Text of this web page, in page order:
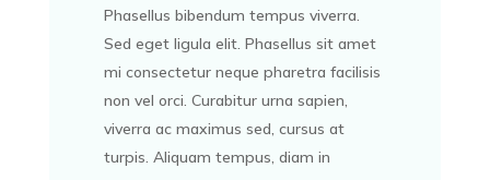
Phasellus bibendum tempus viverra.
Sed eget ligula elit. Phasellus sit amet
mi consectetur neque pharetra facilisis
non vel orci. Curabitur urna sapien,
viverra ac maximus sed, cursus at
turpis. Aliquam tempus, diam in